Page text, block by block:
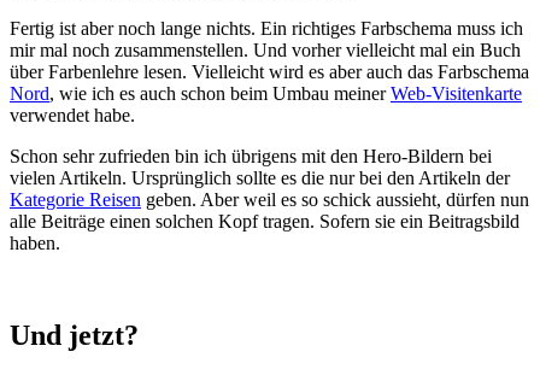
Fertig ist aber noch lange nichts. Ein richtiges Farbschema muss ich
mir mal noch zusammenstellen. Und vorher vielleicht mal ein Buch
über Farbenlehre lesen. Vielleicht wird es aber auch das Farbschema
Nord, wie ich es auch schon beim Umbau meinerWeb-Visitenkarte
verwendet habe.
Schon sehr zufrieden bin ich übrigens mit den Hero-Bildern bei
vielen Artikeln. Ursprünglich sollte es die nur bei den Artikeln der
Kategorie Reisen geben. Aber weil es so schick aussieht, dürfen nun
alle Beiträge einen solchen Kopf tragen. Sofern sie ein Beitragsbild
haben.
Und jetzt?